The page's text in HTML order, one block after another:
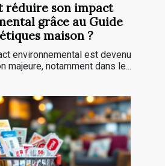
réduire son impact
grâce au Guide
maison ?
environnemental est devenu
majeure, notamment dans le...